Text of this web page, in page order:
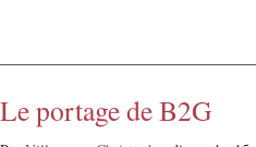
Le portage de B2G